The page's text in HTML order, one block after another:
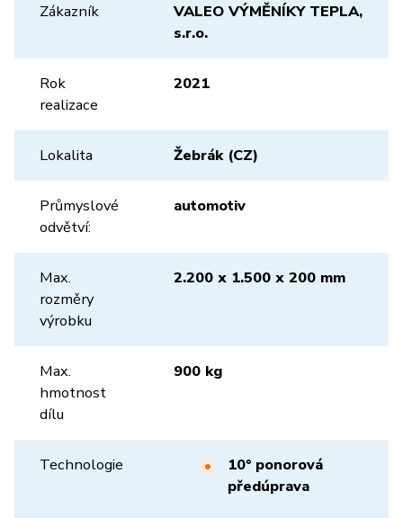
Zákazník
VALEO VÝMĚNÍKY TEPLA,
s.r.o.
Rok
realizace
2021
Lokalita Žebrák (CZ)
Průmyslové
odvětví:
automotiv
Max.
rozměry
výrobku
2.200 x 1.500 x 200 mm
Max.
hmotnost
dílu
900 kg
Technologie
10° ponorová
předúprava